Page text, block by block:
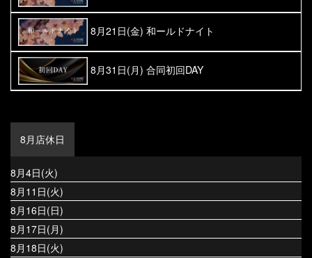
8月21日(金) 和ールドナイト
8月31日(月) 合同初回DAY
8月店休日
8月4日(火)
8月11日(火)
8月16日(日)
8月17日(月)
8月18日(火)